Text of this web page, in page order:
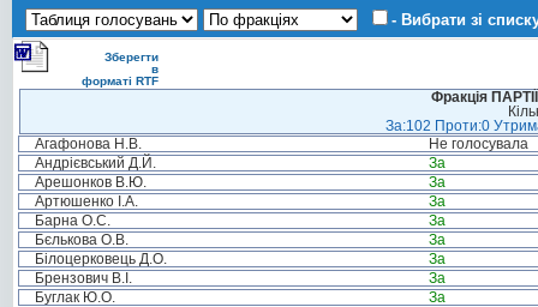
- Вибрати зі
Зберегти
в
форматі RTF
Фракція
За:102 Проти:0
Агафонова Н.В.
Не голосувала
Андрієвський Д.Й.
За
Арешонков В.Ю.
За
Артюшенко І.А.
За
Барна О.С.
За
Бєлькова О.В.
За
Білоцерковець Д.О.
За
Брензович В.І.
За
Буглак Ю.О.
За